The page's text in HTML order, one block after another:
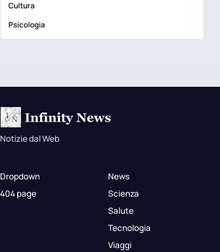
Cultura
Psicologia
Notizie dal Web
Dropdown
404 page
News
Scienza
Salute
Tecnologia
Viaggi